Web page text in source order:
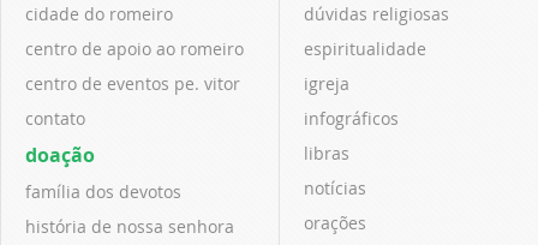
cidade do romeiro
centro de apoio ao romeiro
centro de eventos pe. vitor
contato
doação
família dos devotos
história de nossa senhora
dúvidas religiosas
espiritualidade
igreja
infográficos
libras
notícias
orações